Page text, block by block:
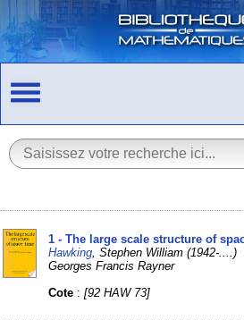
1 - The large scale structure of
Hawking , Stephen William (1942-
Georges Francis Rayner
Cote :[92 HAW 73]